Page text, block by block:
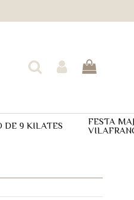
DE 9 KILATES
FESTA